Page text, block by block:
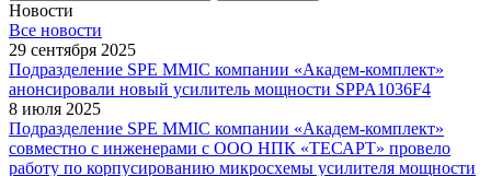
Новости
Все новости
29 сентября 2025
Подразделение SPE MMIC компании «Академ-комплект»
анонсировали новый усилитель мощности SPPA1036F4
8 июля 2025
Подразделение SPE MMIC компании «Академ-комплект»
совместно с инженерами с ООО НПК «ТЕСАРТ» провело
работу по корпусированию микросхемы усилителя мощности